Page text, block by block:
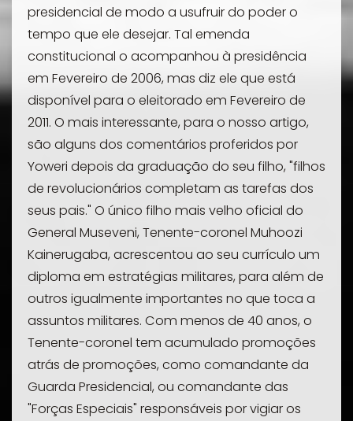
presidencial de modo a usufruir do poder o
tempo que ele desejar. Tal emenda
constitucional o acompanhou à presidência
em Fevereiro de 2006, mas diz ele que está
disponível para o eleitorado em Fevereiro de
2011. O mais interessante, para o nosso artigo,
são alguns dos comentários proferidos por
Yoweri depois da graduação do seu filho, "filhos
de revolucionários completam as tarefas dos
seus pais." O único filho mais velho oficial do
General Museveni, Tenente-coronel Muhoozi
Kainerugaba, acrescentou ao seu currículo um
diploma em estratégias militares, para além de
outros igualmente importantes no que toca a
assuntos militares. Com menos de 40 anos, o
Tenente-coronel tem acumulado promoções
atrás de promoções, como comandante da
Guarda Presidencial, ou comandante das
"Forças Especiais" responsáveis por vigiar os